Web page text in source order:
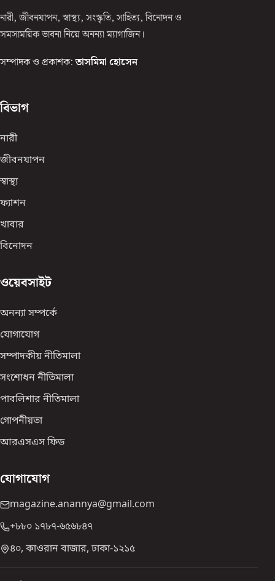
নারী, জীবনযাপন, স্বাস্থ্য, সংস্কৃতি, সাহিত্য, বিনোদন ও
সমসাময়িক ভাবনা নিয়ে অনন্যা ম্যাগাজিন।
সম্পাদক ও প্রকাশক: তাসমিমা হোসেন
বিভাগ
নারী
জীবনযাপন
স্বাস্থ্য
ফ্যাশন
খাবার
বিনোদন
ওয়েবসাইট
অনন্যা সম্পর্কে
যোগাযোগ
সম্পাদকীয় নীতিমালা
সংশোধন নীতিমালা
পাবলিশার নীতিমালা
গোপনীয়তা
আরএসএস ফিড
যোগাযোগ
magazine.anannya@gmail.com
+৮৮০ ১৭৮৭-৬৫৬৮৪৭
৪০, কাওরান বাজার, ঢাকা-১২১৫